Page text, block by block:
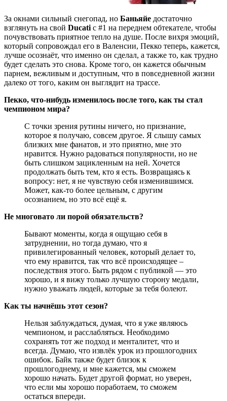
За окнами сильный снегопад, но Баньяйе достаточно
взглянуть на свой Ducati с #1 на переднем обтекателе, чтобы
почувствовать приятное тепло на душе. После вихря эмоций,
который сопровождал его в Валенсии, Пекко теперь, кажется,
лучше осознаёт, что именно он сделал, а также то, как трудно
будет сделать это снова. Кроме того, он кажется обычным
парнем, вежливым и доступным, что в повседневной жизни
далеко от того, каким он выглядит на трассе.
Пекко, что-нибудь изменилось после того, как ты стал
чемпионом мира?
С точки зрения рутины ничего, но признание,
которое я получаю, совсем другое. Я слышу самых
близких мне фанатов, и это приятно, мне это
нравится. Нужно радоваться популярности, но не
быть слишком зацикленным на ней. Хочется
продолжать быть тем, кто я есть. Возвращаясь к
вопросу: нет, я не чувствую себя изменившимся.
Может, как-то более цельным, с другим
осознанием, но это всё ещё я.
Не многовато ли порой обязательств?
Бывают моменты, когда я ощущаю себя в
затруднении, но тогда думаю, что я
привилегированный человек, который делает то,
что ему нравится, так что всё происходящее –
последствия этого. Быть рядом с публикой — это
хорошо, и я вижу только лучшую сторону медали,
нужно уважать людей, которые за тебя болеют.
Как ты начнёшь этот сезон?
Нельзя заблуждаться, думая, что я уже являюсь
чемпионом, и расслабляться. Необходимо
сохранять тот же подход и менталитет, что и
всегда. Думаю, что извлёк урок из прошлогодних
ошибок. Байк также будет близок к
прошлогоднему, и мне кажется, мы сможем
хорошо начать. Будет другой формат, но уверен,
что если мы хорошо поработаем, то сможем
остаться впереди.